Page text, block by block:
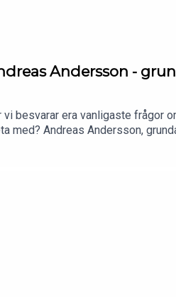
Andersson -
era vanligaste frågor
Andreas Andersson,
och andra kreativa
managern, Revin Baban -